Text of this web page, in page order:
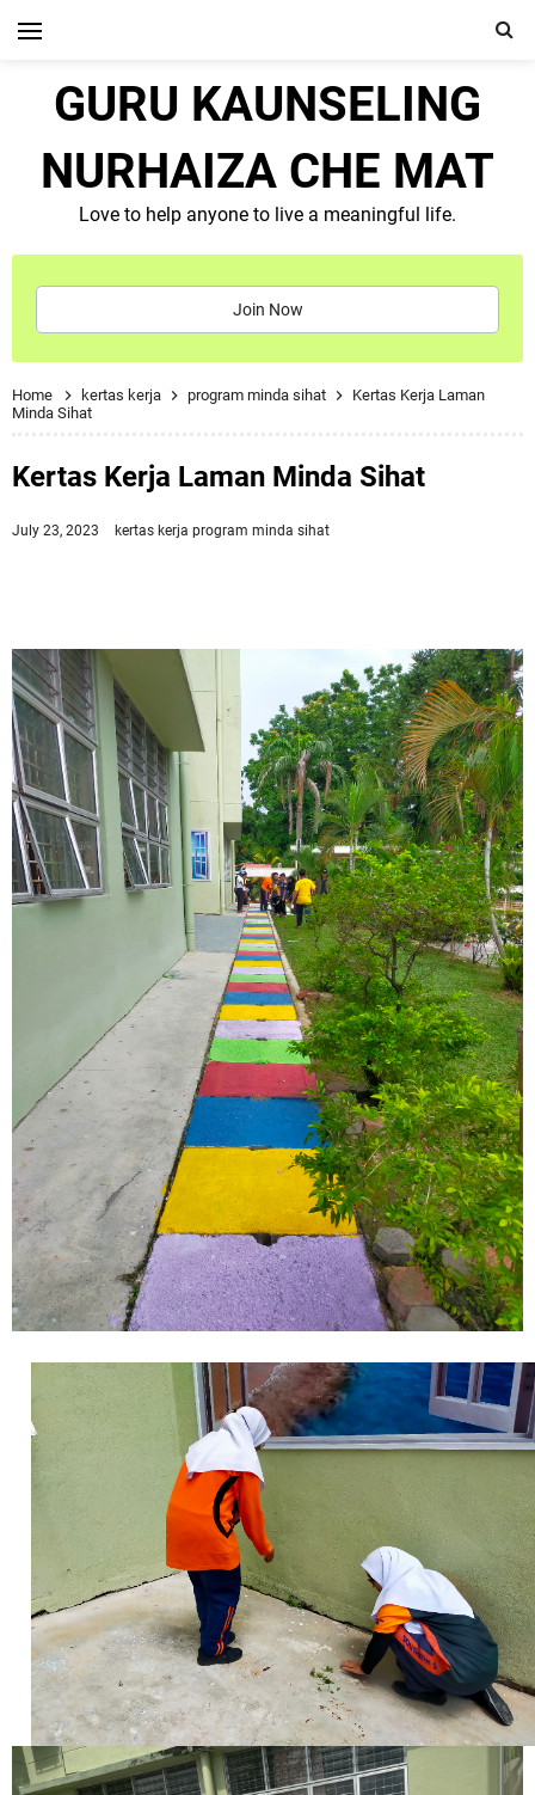
GURU KAUNSELING
NURHAIZA CHE MAT
Love to help anyone to live a meaningful life.
Join Now
Home kertas kerja program minda sihat
Kertas Kerja Laman
Minda Sihat
Kertas Kerja Laman Minda Sihat
July 23, 2023 kertas kerja program minda sihat